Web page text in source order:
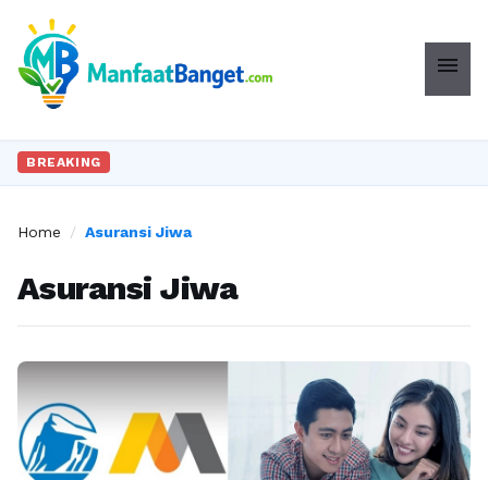
menu
BREAKING
Home / Asuransi Jiwa
Asuransi Jiwa